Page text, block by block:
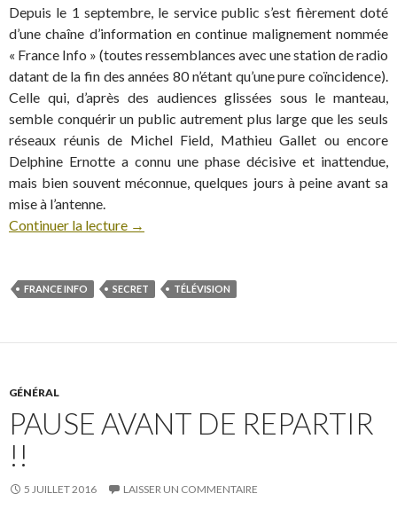
Depuis le 1 septembre, le service public s’est fièrement doté
d’une chaîne d’information en continue malignement nommée
« France Info » (toutes ressemblances avec une station de radio
datant de la fin des années 80 n’étant qu’une pure coïncidence).
Celle qui, d’après des audiences glissées sous le manteau,
semble conquérir un public autrement plus large que les seuls
réseaux réunis de Michel Field, Mathieu Gallet ou encore
Delphine Ernotte a connu une phase décisive et inattendue,
mais bien souvent méconnue, quelques jours à peine avant sa
mise à l’antenne.
Continuer la lecture →
FRANCE INFO SECRET TÉLÉVISION
GÉNÉRAL
PAUSE AVANT DE REPARTIR
!!
5 JUILLET 2016 LAISSER UN COMMENTAIRE